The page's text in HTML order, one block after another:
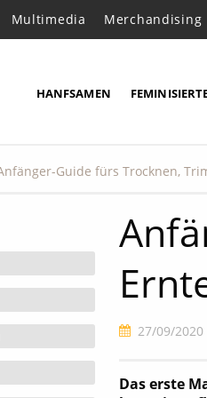
Multimedia Merchandising
HANFSAMEN
27/09/2020
Das erste